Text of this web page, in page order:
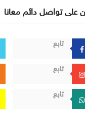
على تواصل دائم معانا
تابع
تابع
تابع